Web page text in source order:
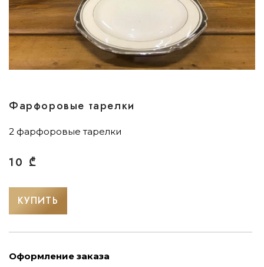
Фарфоровые тарелки
2 фарфоровые тарелки
10 ₾
КУПИТЬ
Оформление заказа